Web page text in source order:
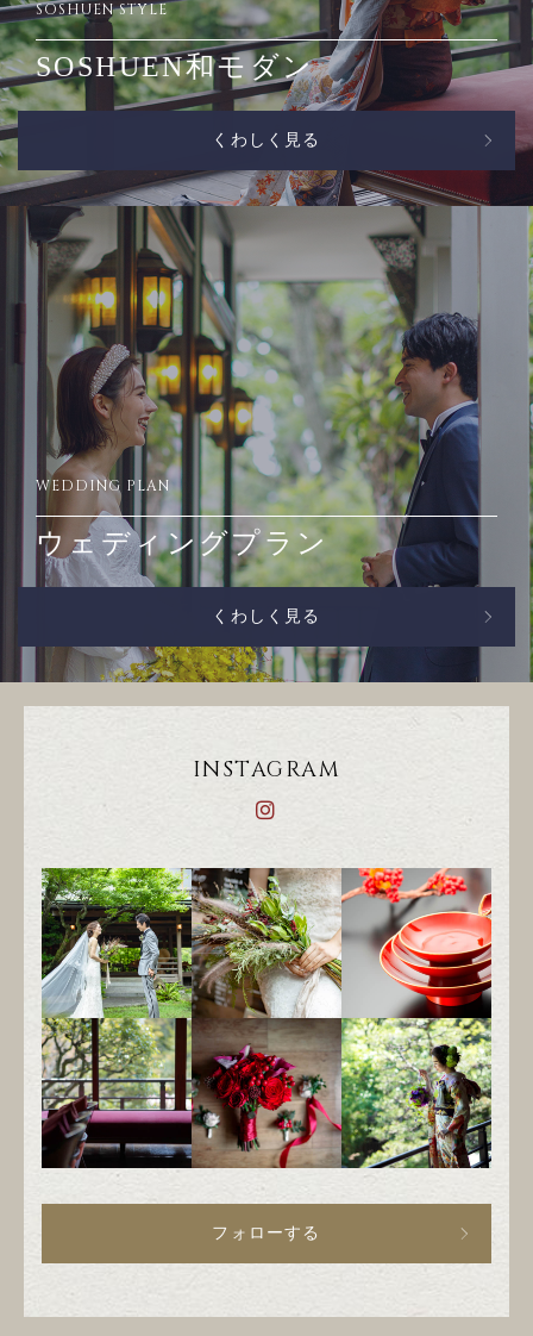
SOSHUEN STYLE
SOSHUEN和モダン
くわしく見る
WEDDING PLAN
ウェディングプラン
くわしく見る
INSTAGRAM
フォローする